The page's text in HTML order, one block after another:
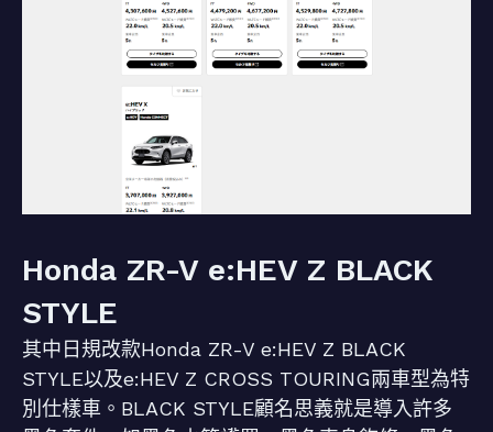
Honda ZR-V e:HEV Z BLACK
STYLE
其中日規改款Honda ZR-V e:HEV Z BLACK
STYLE以及e:HEV Z CROSS TOURING兩車型為特
別仕樣車。BLACK STYLE顧名思義就是導入許多